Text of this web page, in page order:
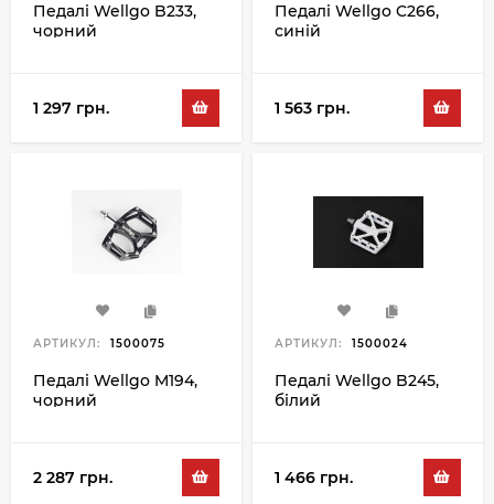
Педалі Wellgo B233,
чорний
1 297 грн.
Педалі Wellgo C266,
синій
1 563 грн.
АРТИКУЛ: 1500075
Педалі Wellgo M194,
чорний
2 287 грн.
АРТИКУЛ: 1500024
Педалі Wellgo B245,
білий
1 466 грн.